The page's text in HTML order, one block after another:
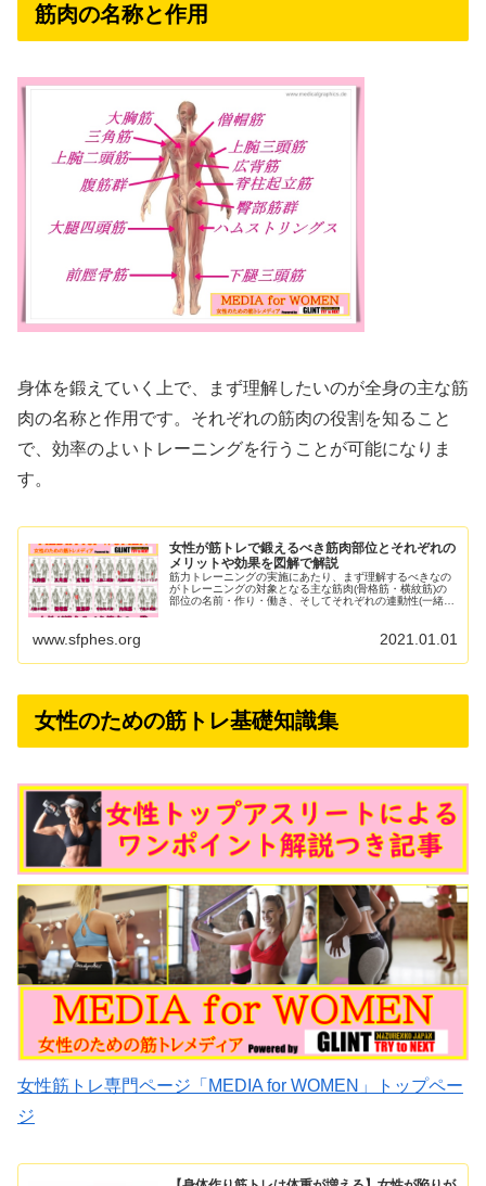
筋肉の名称と作用
身体を鍛えていく上で、まず理解したいのが全身の主な筋
肉の名称と作用です。それぞれの筋肉の役割を知ること
で、効率のよいトレーニングを行うことが可能になりま
す。
女性が筋トレで鍛えるべき筋肉部位とそれぞれの
メリットや効果を図解で解説
筋力トレーニングの実施にあたり、まず理解するべきなの
がトレーニングの対象となる主な筋肉(骨格筋・横紋筋)の
部位の名前・作り・働き、そしてそれぞれの連動性(一緒に
www.sfphes.org 2021.01.01
女性のための筋トレ基礎知識集
女性筋トレ専門ページ「MEDIA for WOMEN」トップペー
ジ